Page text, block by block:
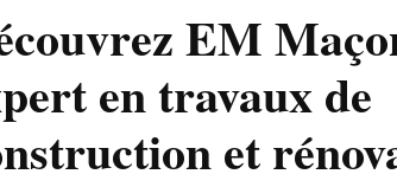
EM
en travaux de
et